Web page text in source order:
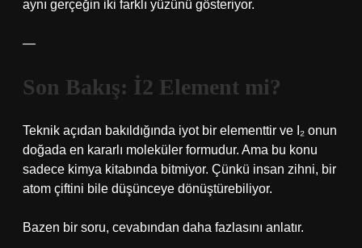
aynı gerçeğin iki farklı yüzünü gösteriyor.
—
Son Bakış: İ2 Element mi?
Teknik açıdan bakıldığında iyot bir elementtir ve I₂ onun
doğada en kararlı moleküler formudur. Ama bu konu
sadece kimya kitabında bitmiyor. Çünkü insan zihni, bir
atom çiftini bile düşünceye dönüştürebiliyor.
Bazen bir soru, cevabından daha fazlasını anlatır.